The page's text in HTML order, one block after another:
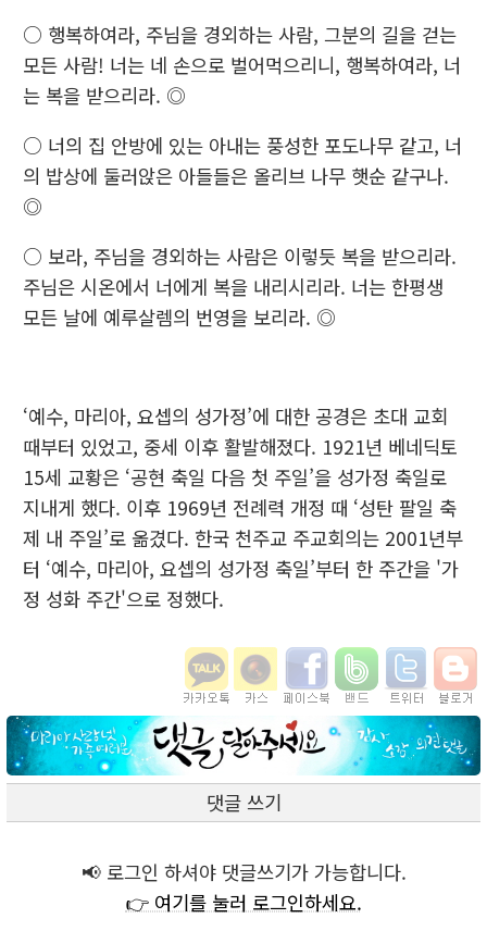
○ 행복하여라, 주님을 경외하는 사람, 그분의 길을 걷는
모든 사람! 너는 네 손으로 벌어먹으리니, 행복하여라, 너
는 복을 받으리라. ◎
○ 너의 집 안방에 있는 아내는 풍성한 포도나무 같고, 너
의 밥상에 둘러앉은 아들들은 올리브 나무 햇순 같구나.
◎
○ 보라, 주님을 경외하는 사람은 이렇듯 복을 받으리라.
주님은 시온에서 너에게 복을 내리시리라. 너는 한평생
모든 날에 예루살렘의 번영을 보리라. ◎
‘예수, 마리아, 요셉의 성가정’에 대한 공경은 초대 교회
때부터 있었고, 중세 이후 활발해졌다. 1921년 베네딕토
15세 교황은 ‘공현 축일 다음 첫 주일’을 성가정 축일로
지내게 했다. 이후 1969년 전례력 개정 때 ‘성탄 팔일 축
제 내 주일’로 옮겼다. 한국 천주교 주교회의는 2001년부
터 ‘예수, 마리아, 요셉의 성가정 축일’부터 한 주간을 '가
정 성화 주간'으로 정했다.
댓글 쓰기
📢 로그인 하셔야 댓글쓰기가 가능합니다.
👉 여기를 눌러 로그인하세요.